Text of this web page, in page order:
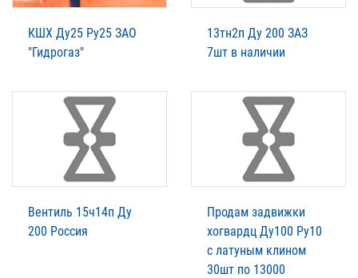
КШХ Ду25 Ру25 ЗАО
"Гидрогаз"
13тн2п Ду 200 ЗАЗ
7шт в наличии
Вентиль 15ч14п Ду
200 Россия
Продам задвижки
хогвардц Ду100 Ру10
с латуным клином
30шт по 13000